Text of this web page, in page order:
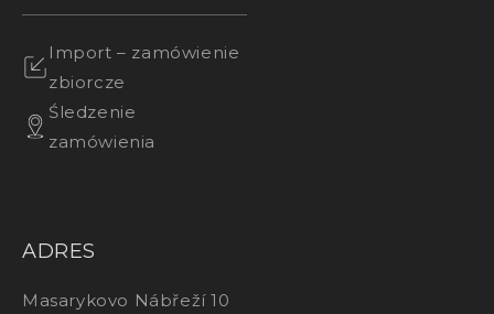
Import – zamówienie
zbiorcze
Śledzenie
zamówienia
ADRES
Masarykovo Nábřeží 10